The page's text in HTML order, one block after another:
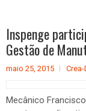
Inspenge
Gestão de
maio 25, 2015 Crea-
Mecânico